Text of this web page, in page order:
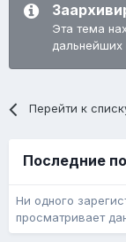
Эта тема
дальнейших
Перейти к
Последние
Ни одного
просматривает